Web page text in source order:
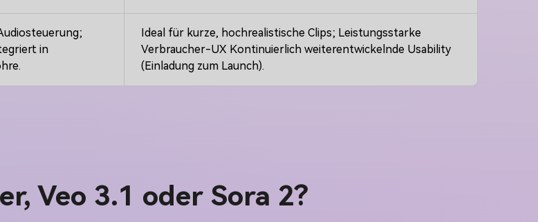
in
Ideal für kurze, hochrealistische Clips; Leistungsstarke
Verbraucher-UX Kontinuierlich weiterentwickelnde Usability
(Einladung zum Launch).
Veo 3.1 oder Sora 2?